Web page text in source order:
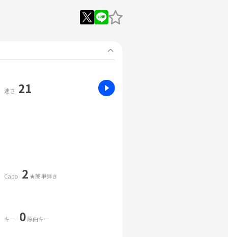
速さ 21
Capo 2 ★簡単弾き
キー 0原曲キー